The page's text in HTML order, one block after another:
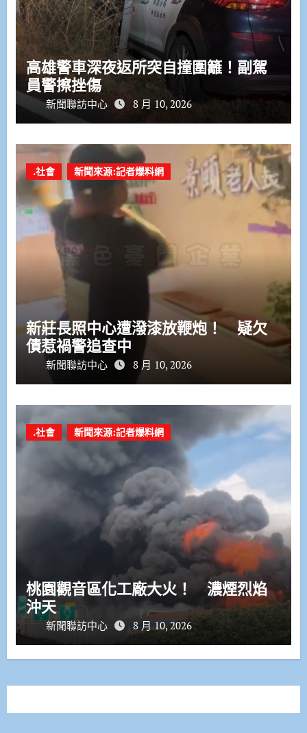
高雄警車深夜返所突自撞圍籬！副駕
員警擦挫傷
新聞聯訪中心 8 月 10, 2026
.社會 新聞來源:記者爆料網
新莊長照中心遭潑漆放鞭炮！ 疑欠
債惹禍警追查中
新聞聯訪中心 8 月 10, 2026
.社會 新聞來源:記者爆料網
桃園觀音區化工廠大火！ 濃煙烈焰
沖天
新聞聯訪中心 8 月 10, 2026